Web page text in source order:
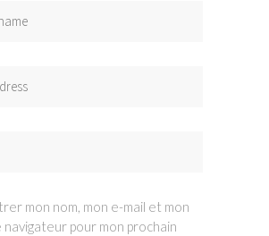
mon nom, mon e-mail et mon
navigateur pour mon prochain